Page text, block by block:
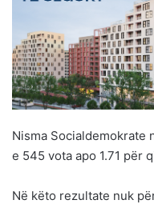
Nisma Socialdemokrate
e 545 vota apo 1.71 për
Në këto rezultate nuk